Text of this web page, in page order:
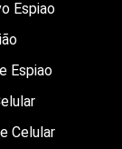
Espiao
Espiao
Celular